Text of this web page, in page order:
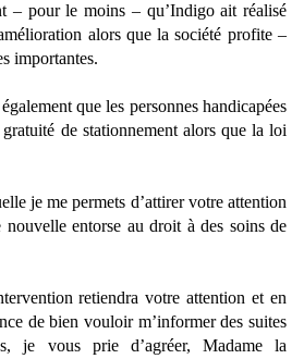
– pour le moins – qu’Indigo ait réalisé
alors que la société profite –
importantes.
que les personnes handicapées
de stationnement alors que la loi
je me permets d’attirer votre attention
entorse au droit à des soins de
retiendra votre attention et en
de bien vouloir m’informer des suites
je vous prie d’agréer, Madame la